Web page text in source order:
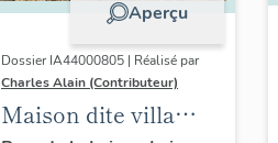
Aperçu
Dossier IA44000805 | Réalisé par
Charles Alain (Contributeur)
Maison dite villa